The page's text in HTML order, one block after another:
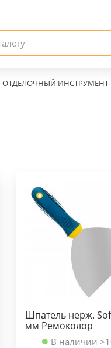
ОТДЕЛОЧНЫЙ ИНСТРУМЕНТ
Шпатель нерж.
мм Ремоколор
В наличии